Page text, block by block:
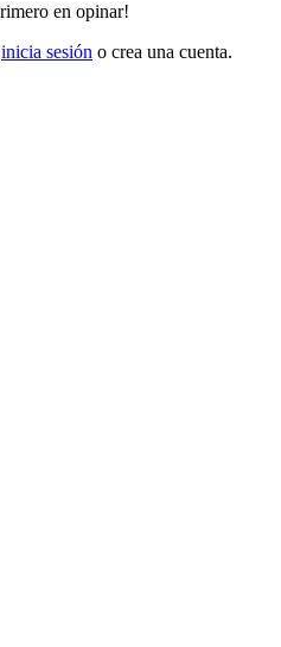
en opinar!
inicia sesión o crea una cuenta.